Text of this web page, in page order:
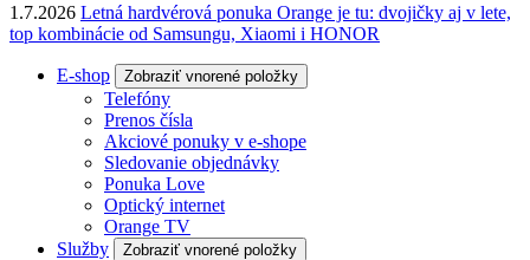
1.7.2026 Letná hardvérová ponuka Orange je tu: dvojičky aj v lete,
top kombinácie od Samsungu, Xiaomi i HONOR
E-shop Zobraziť vnorené položky
Telefóny
Prenos čísla
Akciové ponuky v e-shope
Sledovanie objednávky
Ponuka Love
Optický internet
Orange TV
Služby
Zobraziť vnorené položky